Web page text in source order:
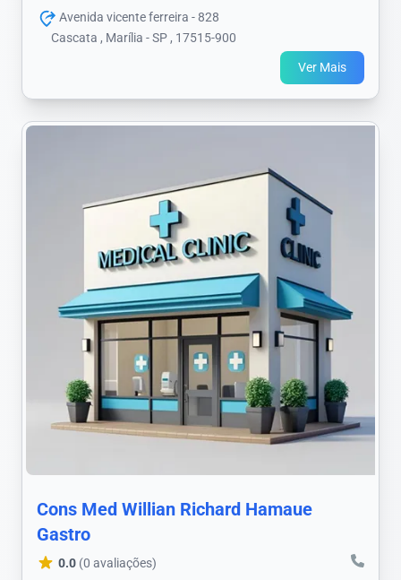
Avenida vicente ferreira - 828
Cascata , Marília - SP , 17515-900
Ver Mais
Cons Med Willian Richard Hamaue
Gastro
0.0 (0 avaliações)